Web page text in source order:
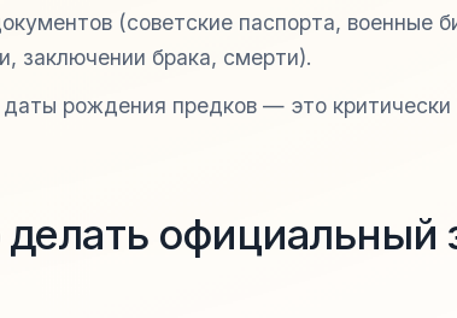
(советские паспорта, военные
заключении брака, смерти).
рождения предков — это
официальный